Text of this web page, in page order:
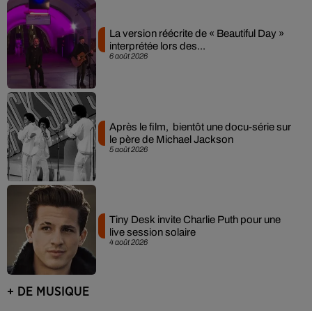
6 août 2026
La version réécrite de « Beautiful Day »
interprétée lors des...
5 août 2026
Après le film, bientôt une docu-série sur
le père de Michael Jackson
4 août 2026
Tiny Desk invite Charlie Puth pour une
live session solaire
+ DE MUSIQUE